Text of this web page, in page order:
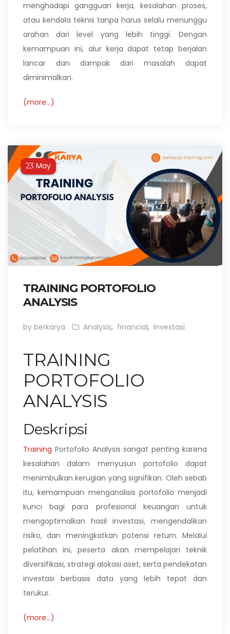
menghadapi gangguan kerja, kesalahan proses,
atau kendala teknis tanpa harus selalu menunggu
arahan dari level yang lebih tinggi. Dengan
kemampuan ini, alur kerja dapat tetap berjalan
lancar dan dampak dari masalah dapat
diminimalkan.
(more…)
23 May
TRAINING PORTOFOLIO
ANALYSIS
by berkarya Analysis, financial, Investasi
TRAINING
PORTOFOLIO
ANALYSIS
Deskripsi
Training Portofolio Analysis sangat penting karena
kesalahan dalam menyusun portofolio dapat
menimbulkan kerugian yang signifikan. Oleh sebab
itu, kemampuan menganalisis portofolio menjadi
kunci bagi para profesional keuangan untuk
mengoptimalkan hasil investasi, mengendalikan
risiko, dan meningkatkan potensi return. Melalui
pelatihan ini, peserta akan mempelajari teknik
diversifikasi, strategi alokasi aset, serta pendekatan
investasi berbasis data yang lebih tepat dan
terukur.
(more…)